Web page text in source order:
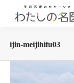
ijin-meijihifu03